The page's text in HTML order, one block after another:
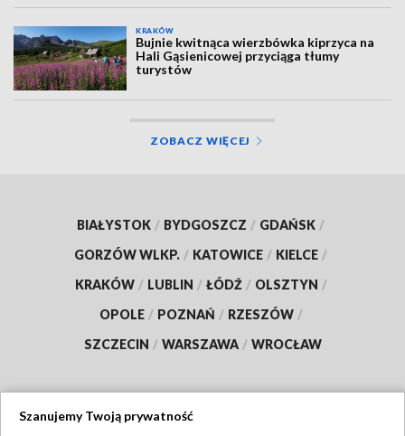
KRAKÓW
Bujnie kwitnąca wierzbówka kiprzyca na
Hali Gąsienicowej przyciąga tłumy
turystów
ZOBACZ WIĘCEJ
BIAŁYSTOK / BYDGOSZCZ / GDAŃSK /
GORZÓW WLKP. / KATOWICE / KIELCE /
KRAKÓW / LUBLIN / ŁÓDŹ / OLSZTYN /
OPOLE / POZNAŃ / RZESZÓW /
SZCZECIN / WARSZAWA / WROCŁAW
Szanujemy Twoją prywatność